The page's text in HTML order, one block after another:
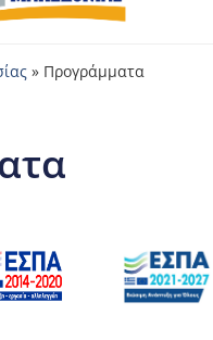
» Προγράμματα